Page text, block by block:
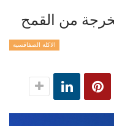
من القمح
الاكلة الصفاقسية